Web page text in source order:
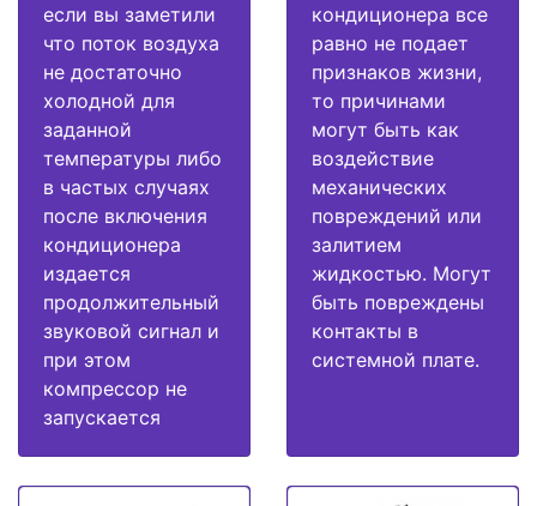
если вы заметили
что поток воздуха
не достаточно
холодной для
заданной
температуры либо
в частых случаях
после включения
кондиционера
издается
продолжительный
звуковой сигнал и
при этом
компрессор не
запускается
кондиционера все
равно не подает
признаков жизни,
то причинами
могут быть как
воздействие
механических
повреждений или
залитием
жидкостью. Могут
быть повреждены
контакты в
системной плате.